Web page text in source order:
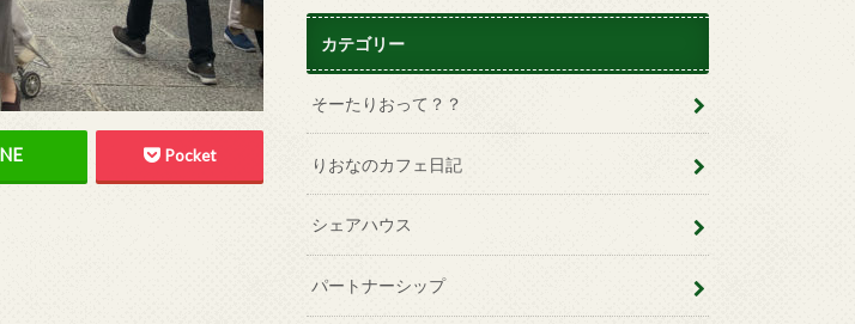
Pocket
カテゴリー
そーたりおって？？
りおなのカフェ日記
シェアハウス
パートナーシップ